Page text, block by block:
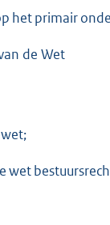
het primair
de Wet
wet